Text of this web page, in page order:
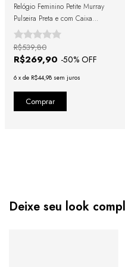
Relógio Feminino Petite Murray
Pulseira Preta e com Caixa
Dourada 19mm
R$269,90 -50% OFF
R$539,80
6 x de R$44,98 sem juros
Deixe seu look